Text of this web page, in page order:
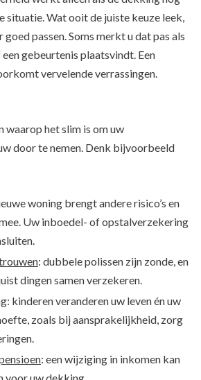
situatie. Wat ooit de juiste keuze leek,
passen. Soms merkt u dat pas als
gebeurtenis plaatsvindt. Een
vervelende verrassingen.
waarop het slim is om uw
door te nemen. Denk bijvoorbeeld
woning brengt andere risico’s en
Uw inboedel- of opstalverzekering
: dubbele polissen zijn zonde, en
dingen samen verzekeren.
: kinderen veranderen uw leven én uw
zoals bij aansprakelijkheid, zorg
: een wijziging in inkomen kan